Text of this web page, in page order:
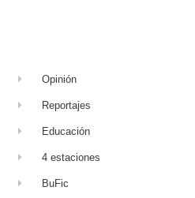
Opinión
Reportajes
Educación
4 estaciones
BuFic